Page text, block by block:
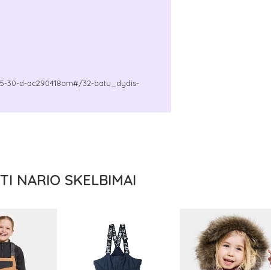
30-d-ac290418am#/32-batu_dydis-
NARIO SKELBIMAI